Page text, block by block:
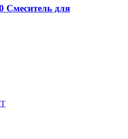
Смеситель для